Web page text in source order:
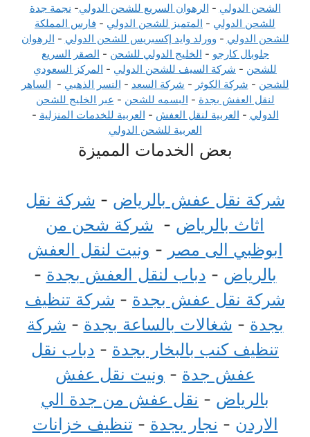
الشحن الدولي - الرهوان السريع للشحن الدولي- نجمة جدة
للشحن الدولي - المتميز للشحن الدولي - فارس المملكة
للشحن الدولي - وورلد وايد إكسبريس للشحن الدولي - الرهوان
جلوبال كارجو - الخليج الدولي للشحن - الصقر السريع
للشحن - شركة السيف للشحن الدولي - المركز السعودي
للشحن - شركة الكوثر - شركة السعد - النسر الذهبي - الساهر
لنقل العفش بجدة - البسمه للشحن - عبر الخليج للشحن
الدولي - العربية لنقل العفش - العربية للخدمات المنزلية -
العربية للشحن الدولي
بعض الخدمات المميزة
شركة نقل عفش بالرياض - شركة نقل
اثاث بالرياض - شركة شحن من
ابوظبي الى مصر - ونيت لنقل العفش
بالرياض - دباب لنقل العفش بجدة -
شركة نقل عفش بجدة - شركة تنظيف
بجدة - شغالات بالساعة بجدة - شركة
تنظيف كنب بالبخار بجدة - دباب نقل
عفش جدة - ونيت نقل عفش
بالرياض - نقل عفش من جدة الي
الاردن - نجار بجدة - تنظيف خزانات